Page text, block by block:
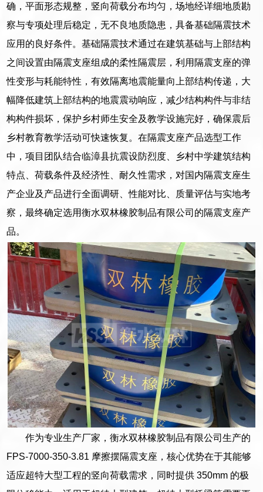
确，平面形态规整，竖向荷载分布均匀，场地经详细地质勘
察与专项处理后稳定，无不良地质隐患，具备基础隔震技术
应用的良好条件。基础隔震技术通过在建筑基础与上部结构
之间设置由隔震支座组成的柔性隔震层，利用隔震支座的弹
性变形与耗能特性，有效隔离地震能量向上部结构传递，大
幅降低建筑上部结构的地震震动响应，减少结构构件与非结
构构件损坏，保护乡村师生安全及教学设施完好，确保震后
乡村教育教学活动可快速恢复。在隔震支座产品选型工作
中，项目团队结合临漳县抗震设防烈度、乡村中学建筑结构
特点、荷载条件及经济性、耐久性需求，对国内隔震支座生
产企业及产品进行全面调研、性能对比、质量评估与实地考
察，最终确定选用衡水双林橡胶制品有限公司的隔震支座产
品。
作为专业生产厂家，衡水双林橡胶制品有限公司生产的
FPS-7000-350-3.81 摩擦摆隔震支座，核心优势在于其能够
适应超特大型工程的竖向荷载需求，同时提供 350mm 的极